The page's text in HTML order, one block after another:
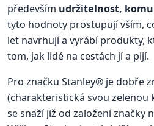
především udržitelnost,
tyto hodnoty prostupují vším,
let navrhují a vyrábí produkty,
tom, jak lidé na cestách jí a pijí.
Pro značku Stanley® je dobře
(charakteristická svou zelenou
se snaží již od založení značky